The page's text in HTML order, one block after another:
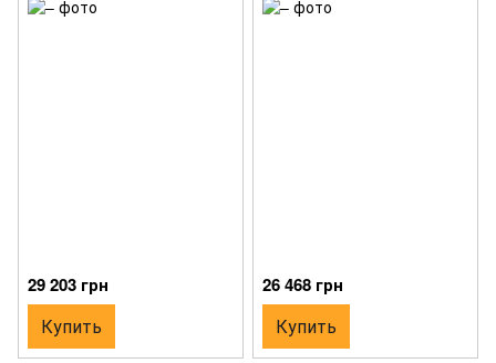
29 203 грн
Купить
26 468 грн
Купить